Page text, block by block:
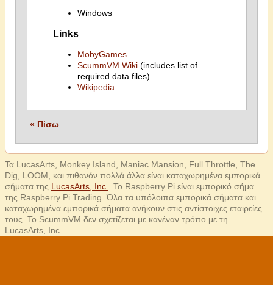
Windows
Links
MobyGames
ScummVM Wiki(includes list of
required data files)
Wikipedia
« Πίσω
Τα LucasArts, Monkey Island, Maniac Mansion, Full Throttle, The
Dig, LOOM, και πιθανόν πολλά άλλα είναι καταχωρημένα εμπορικά
σήματα της LucasArts, Inc.
. Το Raspberry Pi είναι εμπορικό σήμα
της Raspberry Pi Trading. Όλα τα υπόλοιπα εμπορικά σήματα και
καταχωρημένα εμπορικά σήματα ανήκουν στις αντίστοιχες εταιρείες
τους. Το ScummVM δεν σχετίζεται με κανέναν τρόπο με τη
LucasArts, Inc.